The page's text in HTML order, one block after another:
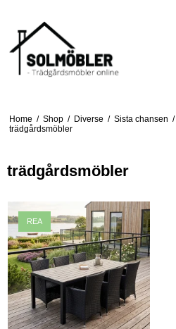
Home / Shop / Diverse / Sista chansen /
trädgårdsmöbler
trädgårdsmöbler
REA